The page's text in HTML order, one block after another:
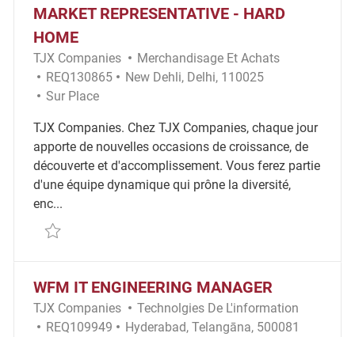
MARKET REPRESENTATIVE - HARD
HOME
TJX Companies Catégorie
Merchandisage Et Achats
ID Requis
REQ130865 Emplacement
New Dehli, Delhi, 110025
Remote
Sur Place
TJX Companies. Chez TJX Companies, chaque jour
apporte de nouvelles occasions de croissance, de
découverte et d'accomplissement. Vous ferez partie
d'une équipe dynamique qui prône la diversité,
enc...
Sauvegarder Market Representative - Hard Home
WFM IT ENGINEERING MANAGER
TJX Companies Catégorie
Technolgies De L'information
ID Requis
REQ109949 Emplacement
Hyderabad, Telangāna, 500081